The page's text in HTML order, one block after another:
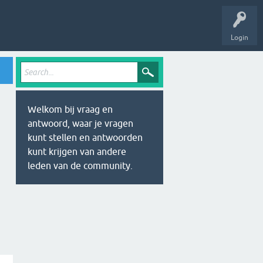
Login
Welkom bij vraag en
antwoord, waar je vragen
kunt stellen en antwoorden
kunt krijgen van andere
leden van de community.